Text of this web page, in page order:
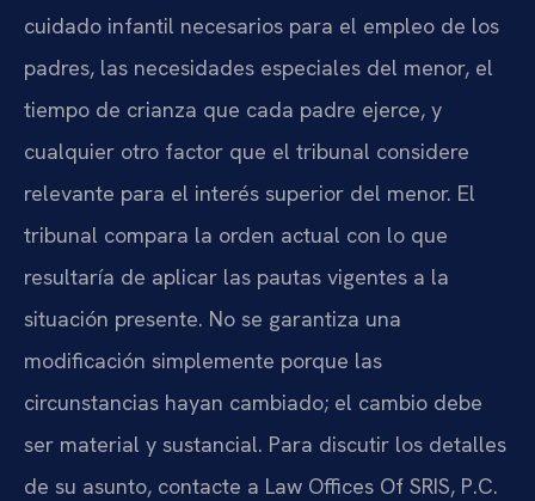
cuidado infantil necesarios para el empleo de los
padres, las necesidades especiales del menor, el
tiempo de crianza que cada padre ejerce, y
cualquier otro factor que el tribunal considere
relevante para el interés superior del menor. El
tribunal compara la orden actual con lo que
resultaría de aplicar las pautas vigentes a la
situación presente. No se garantiza una
modificación simplemente porque las
circunstancias hayan cambiado; el cambio debe
ser material y sustancial. Para discutir los detalles
de su asunto, contacte a Law Offices Of SRIS, P.C.